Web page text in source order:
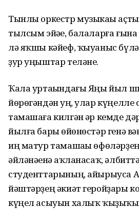
Тынлы оркестр музыкаһы
тылсым эйәһе, балаларға
лә яҡшы кәйеф, ҡыуаныс
ҙур уңыштар теләне.
Ҡала уртаһындағы Яңы йыл
йөрөгәндән һуң, улар
тамашаға килгән һәр кемде
йылға бары һөйөнөстәр генә
иң матур тамашаһы
әйләнәһенә һаҡланасаҡ,
студенттарының, айырыуса
йәштәрҙең әкиәт геройҙары
күңел асыуын халыҡ